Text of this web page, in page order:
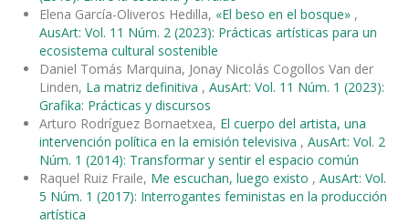
Elena García-Oliveros Hedilla, «El beso en el bosque» ,
AusArt: Vol. 11 Núm. 2 (2023): Prácticas artísticas para un
ecosistema cultural sostenible
Daniel Tomás Marquina, Jonay Nicolás Cogollos Van der
Linden, La matriz definitiva , AusArt: Vol. 11 Núm. 1 (2023):
Grafika: Prácticas y discursos
Arturo Rodríguez Bornaetxea, El cuerpo del artista, una
intervención política en la emisión televisiva , AusArt: Vol. 2
Núm. 1 (2014): Transformar y sentir el espacio común
Raquel Ruiz Fraile, Me escuchan, luego existo , AusArt: Vol.
5 Núm. 1 (2017): Interrogantes feministas en la producción
artística